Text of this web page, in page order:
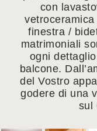
con
finestra /
matrimoniali
ogni
balcone.
del Vostro
godere di una
sul